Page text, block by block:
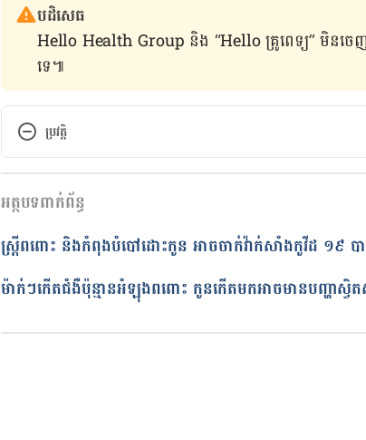
បដិសេធ
Hello Health Group និង “Hello គ្រូពេទ្យ” មិន​ចេញ​វ
ទេ៕
ប្រវត្តិ
កំណែ​ប្រែបច្ចុប្បន្ន
25/05/2021
អត្ថបទ​ដោយ នាង សុខុមដាលីញ៉ា
ត្រួតពិនិត្យដោយ វេជ្ជ. ចាន់ ស៊ីណេត
បច្ចុប្បន្នភាពដោយ៖
អត្ថបទពាក់ព័ន្ធ
ស្ត្រីពពោះ និងកំពុងបំបៅដោះកូន អាចចាក់វ៉ាក់សាំងកូវីដ ១៩ ប
ម៉ាក់ៗកើតជំងឺប៉ុន្មានអំឡុងពពោះ កូនកើតមកអាចមានបញ្ហាស្វិ